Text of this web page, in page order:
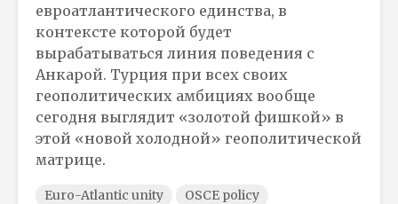
евроатлантического единства, в
контексте которой будет
вырабатываться линия поведения с
Анкарой. Турция при всех своих
геополитических амбициях вообще
сегодня выглядит «золотой фишкой» в
этой «новой холодной» геополитической
матрице.
Euro-Atlantic unity OSCE policy